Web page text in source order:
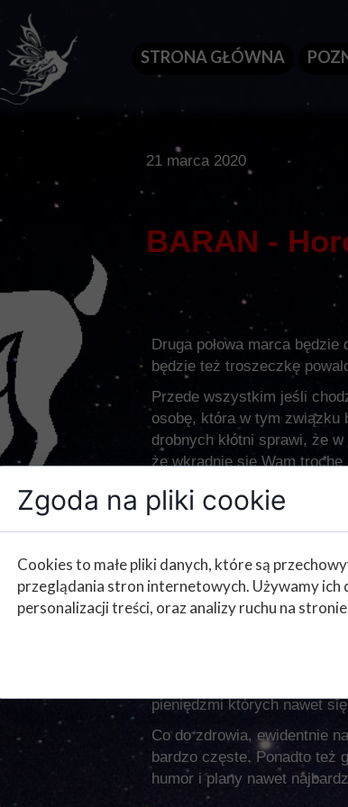
21 marca 2020
BARAN -
Druga połowa marca
będzie też troszeczkę
Przede wszystkim jeśli
osobę, która w tym związku
drobnych kłótni sprawi, że
że wkradnie się Wam trochę
Osoby samotne, powinny
warto na siłę szukać
że związek wiążę się
W pracy natomiast,
miesiącem nowych
dobrym wynagrodzeniem,
Końcówka marca to
bowiem osoby bezrobotne,
pieniędzmi których nawet
Co do zdrowia, ewidentnie
bardzo częste. Ponadto też
humor i plany nawet
STRONA GŁÓWNA
Zgoda na pliki cookie
Cookies to małe pliki danych, które są
przeglądania stron internetowych. Używamy ich
personalizacji treści, oraz analizy ruchu na